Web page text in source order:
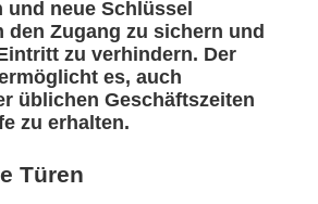
und neue Schlüssel
den Zugang zu sichern und
zu verhindern. Der
es, auch
üblichen Geschäftszeiten
zu erhalten.
Türen